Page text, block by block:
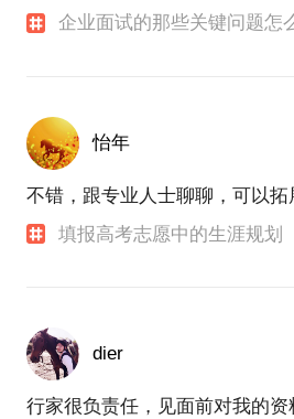
企业面试的那些关键问题怎
怡年
不错，跟专业人士聊聊，可以拓
填报高考志愿中的生涯规划
dier
行家很负责任，见面前对我的